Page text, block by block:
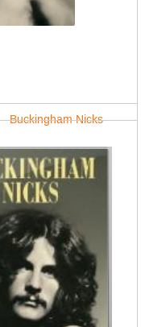
Buckingham Nicks